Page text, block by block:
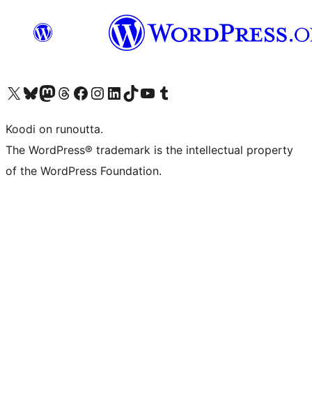
Visit our X (formerly Twitter) account
Visit our Bluesky account
Visit our Mastodon account
Visit our Threads account
Visit our Facebook page
Visit our Instagram account
Visit our LinkedIn account
Visit our TikTok account
Näytä YouTube-kanava
Visit our Tumblr account
Koodi on runoutta.
The WordPress® trademark is the intellectual property
of the WordPress Foundation.